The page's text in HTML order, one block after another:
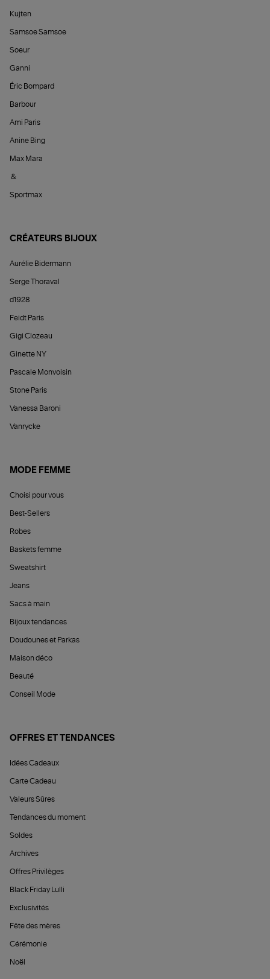
Kujten
Samsoe Samsoe
Soeur
Ganni
Éric Bompard
Barbour
Ami Paris
Anine Bing
Max Mara
&
Sportmax
CRÉATEURS BIJOUX
Aurélie Bidermann
Serge Thoraval
d1928
Feidt Paris
Gigi Clozeau
Ginette NY
Pascale Monvoisin
Stone Paris
Vanessa Baroni
Vanrycke
MODE FEMME
Choisi pour vous
Best-Sellers
Robes
Baskets femme
Sweatshirt
Jeans
Sacs à main
Bijoux tendances
Doudounes et Parkas
Maison déco
Beauté
Conseil Mode
OFFRES ET TENDANCES
Idées Cadeaux
Carte Cadeau
Valeurs Sûres
Tendances du moment
Soldes
Archives
Offres Privilèges
Black Friday Lulli
Exclusivités
Fête des mères
Cérémonie
Noël